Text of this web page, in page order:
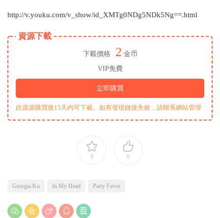
http://v.youku.com/v_show/id_XMTg0NDg5NDk5Ng==.html
資源下載
下載價格 2 金币
VIP免費
立即購買
此資源購買後15天内可下載。如有發現鏈接失效，請聯系網站管理
0 0
Georgia Ku In My Head Party Favor